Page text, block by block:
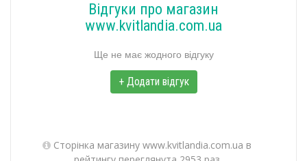
Відгуки про магазин
www.kvitlandia.com.ua
Ще не має жодного відгуку
+ Додати відгук
Сторінка магазину www.kvitlandia.com.ua в